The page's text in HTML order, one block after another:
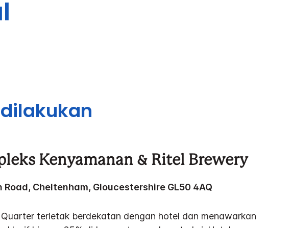
Kenyamanan & Ritel Brewery
Road, Cheltenham, Gloucestershire GL50 4AQ
terletak berdekatan dengan hotel dan menawarkan